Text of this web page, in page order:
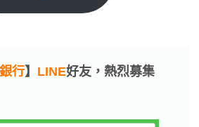
行】 LINE好友，熱烈募集